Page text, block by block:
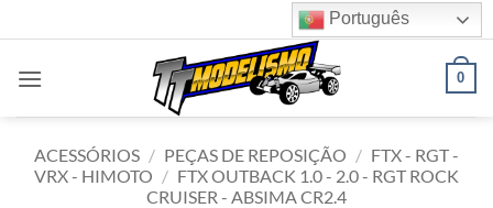
to
content
Português
0
ACESSÓRIOS / PEÇAS DE REPOSIÇÃO / FTX - RGT -
VRX - HIMOTO / FTX OUTBACK 1.0 - 2.0 - RGT ROCK
CRUISER - ABSIMA CR2.4